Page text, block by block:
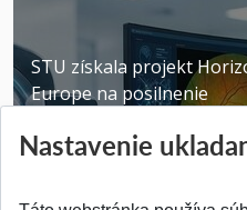
STU získala projekt
Europe na posilnenie
Publikované 31.07.2026
Nastavenie